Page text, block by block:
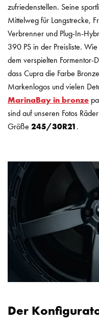
zufriedenstellen. Seine
Mittelweg für Langstrecke,
Verbrenner und Plug-In-
390 PS in der Preisliste.
dem verspielten Formentor-
dass Cupra die Farbe
Markenlogos und vielen
MarinaBay in bronze
sind auf unseren Fotos
Größe 245/30R21.
Der